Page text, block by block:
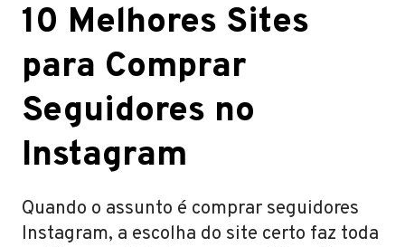
10 Melhores Sites
para Comprar
Seguidores no
Instagram
Quando o assunto é comprar seguidores
Instagram, a escolha do site certo faz toda